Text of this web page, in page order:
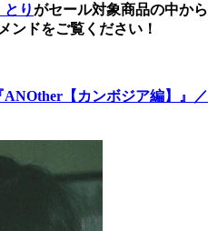
りがセール対象商品の中から
ンドをご覧ください！
ANOther【カンボジア編】』／